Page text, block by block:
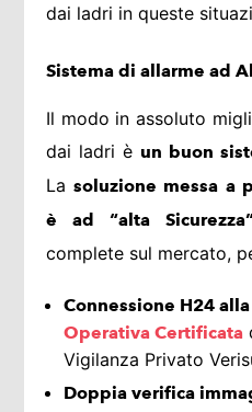
dai ladri in queste
Sistema di allarme ad
Il modo in assoluto
dai ladri è un buon
Lasoluzione messa a
è ad “alta
complete sul mercato,
Connessione H24
Operativa Certificata
Vigilanza Privato
Doppia verifica